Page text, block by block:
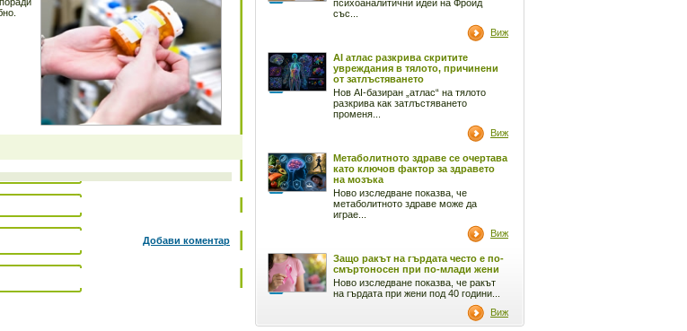
Добави коментар
психоаналитични идеи на Фройд
със...
Виж
AI атлас разкрива скритите
увреждания в тялото, причинени
от затлъстяването
Нов AI-базиран „атлас“ на тялото
разкрива как затлъстяването
променя...
Виж
Метаболитното здраве се очертава
като ключов фактор за здравето
на мозъка
Ново изследване показва, че
метаболитното здраве може да
играе...
Виж
Защо ракът на гърдата често е по-
смъртоносен при по-млади жени
Ново изследване показва, че ракът
на гърдата при жени под 40 години...
Виж